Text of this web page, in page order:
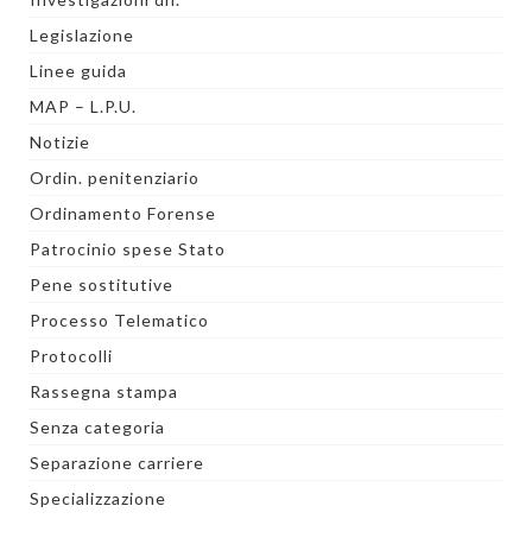
Legislazione
Linee guida
MAP – L.P.U.
Notizie
Ordin. penitenziario
Ordinamento Forense
Patrocinio spese Stato
Pene sostitutive
Processo Telematico
Protocolli
Rassegna stampa
Senza categoria
Separazione carriere
Specializzazione